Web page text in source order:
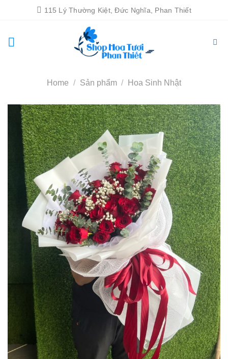
đến
dung
115 Lý Thường Kiệt, Đức Nghĩa, Phan Thiết
Home / Sản phẩm / Hoa Sinh Nhật